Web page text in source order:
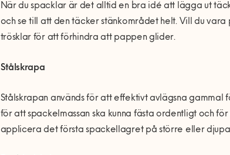
När du spacklar är det alltid en bra idé att lägga ut
och se till att den täcker stänkområdet helt. Vill du
trösklar för att förhindra att pappen glider.
Stålskrapa
Stålskrapan används för att effektivt avlägsna
för att spackelmassan ska kunna fästa ordentligt och
applicera det första spackellagret på större eller